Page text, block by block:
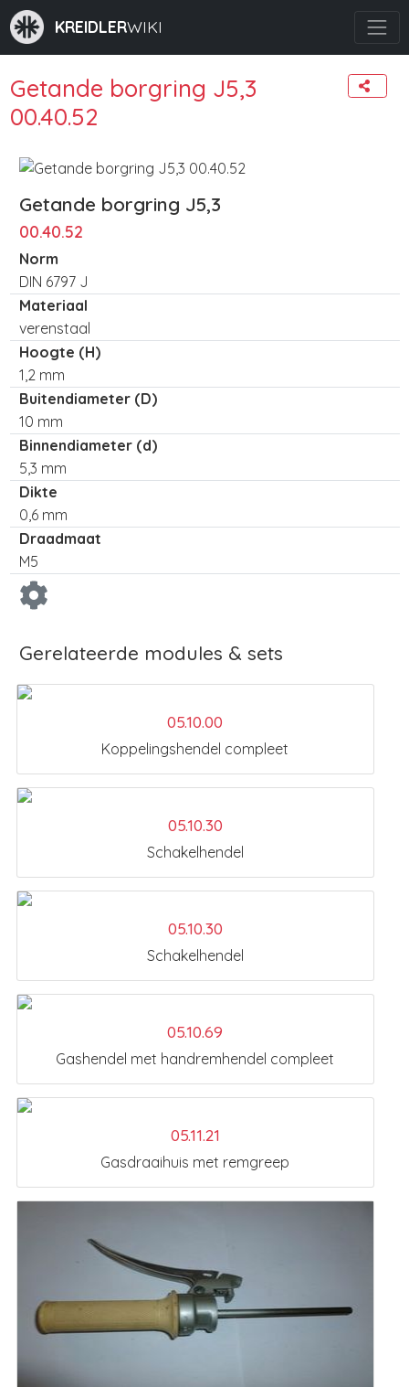
KREIDLERWIKI
Getande borgring J5,3
00.40.52
Getande borgring J5,3
00.40.52
Norm
DIN 6797 J
Materiaal
verenstaal
Hoogte (H)
1,2 mm
Buitendiameter (D)
10 mm
Binnendiameter (d)
5,3 mm
Dikte
0,6 mm
Draadmaat
M5
Gerelateerde modules & sets
05.10.00
Koppelingshendel compleet
05.10.30
Schakelhendel
05.10.30
Schakelhendel
05.10.69
Gashendel met handremhendel compleet
05.11.21
Gasdraaihuis met remgreep